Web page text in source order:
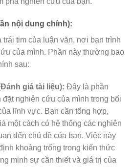
nội dung chính):
trái tim của luận văn, nơi bạn trình
của mình. Phần này thường bao
sau:
giá tài liệu): Đây là phần
đặt nghiên cứu của mình trong bối
lĩnh vực. Bạn cần tổng hợp,
một cách có hệ thống các nghiên
đến chủ đề của bạn. Việc này
khoảng trống trong kiến thức
minh sự cần thiết và giá trị của